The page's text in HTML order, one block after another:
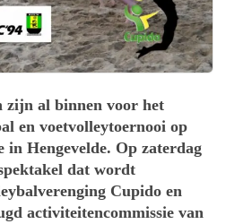
zijn al binnen voor het
en voetvolleytoernooi op
in Hengevelde. Op zaterdag
dat wordt
Cupido en
activiteitencommissie van